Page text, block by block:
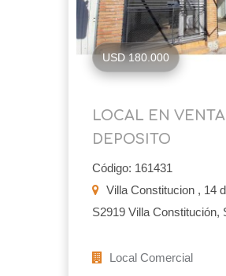
USD 180.000
LOCAL EN
DEPOSITO
Código: 161431
Villa Constitucion , 14
S2919 Villa Constitución,
Local Comercial